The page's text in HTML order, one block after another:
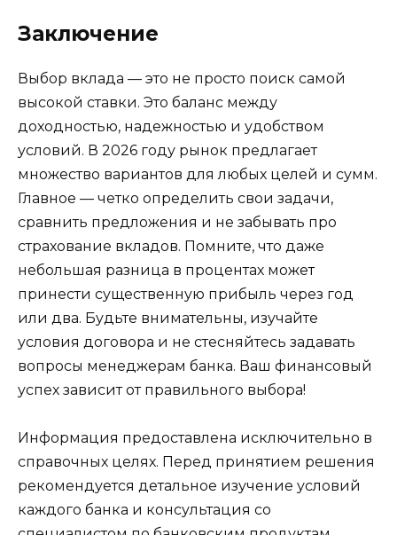
Заключение
Выбор вклада — это не просто поиск самой
высокой ставки. Это баланс между
доходностью, надежностью и удобством
условий. В 2026 году рынок предлагает
множество вариантов для любых целей и сумм.
Главное — четко определить свои задачи,
сравнить предложения и не забывать про
страхование вкладов. Помните, что даже
небольшая разница в процентах может
принести существенную прибыль через год
или два. Будьте внимательны, изучайте
условия договора и не стесняйтесь задавать
вопросы менеджерам банка. Ваш финансовый
успех зависит от правильного выбора!
Информация предоставлена исключительно в
справочных целях. Перед принятием решения
рекомендуется детальное изучение условий
каждого банка и консультация со